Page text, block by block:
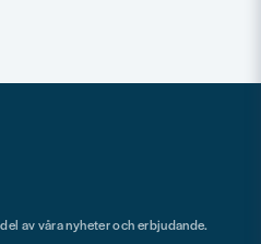
av våra nyheter och erbjudande.